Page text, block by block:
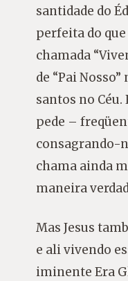
santidade do
perfeita do que
chamada
de “Pai
santos no
pede –
consagrando-
chama ainda
maneira
Mas Jesus
e ali vivendo
iminente Era